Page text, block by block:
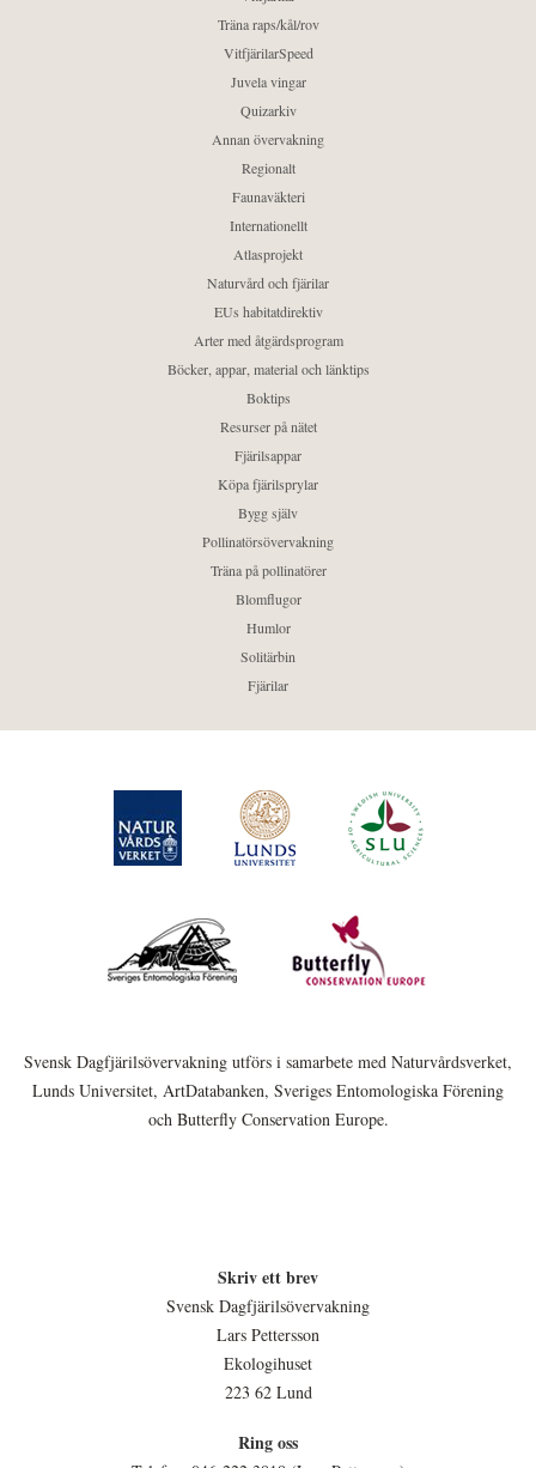
Träna raps/kål/rov
VitfjärilarSpeed
Juvela vingar
Quizarkiv
Annan övervakning
Regionalt
Faunaväkteri
Internationellt
Atlasprojekt
Naturvård och fjärilar
EUs habitatdirektiv
Arter med åtgärdsprogram
Böcker, appar, material och länktips
Boktips
Resurser på nätet
Fjärilsappar
Köpa fjärilsprylar
Bygg själv
Pollinatörsövervakning
Träna på pollinatörer
Blomflugor
Humlor
Solitärbin
Fjärilar
Svensk Dagfjärilsövervakning utförs i samarbete med Naturvårdsverket,
Lunds Universitet, ArtDatabanken, Sveriges Entomologiska Förening
och Butterfly Conservation Europe.
Skriv ett brev
Svensk Dagfjärilsövervakning
Lars Pettersson
Ekologihuset
223 62 Lund
Ring oss